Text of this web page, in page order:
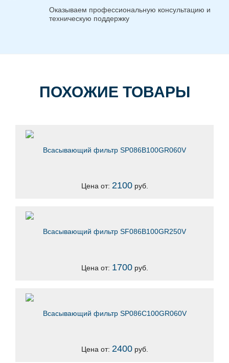
Оказываем профессиональную консультацию и
техническую поддержку
ПОХОЖИЕ ТОВАРЫ
Всасывающий фильтр SP086B100GR060V
Цена от: 2100руб.
Всасывающий фильтр SF086B100GR250V
Цена от: 1700руб.
Всасывающий фильтр SP086C100GR060V
Цена от: 2400руб.